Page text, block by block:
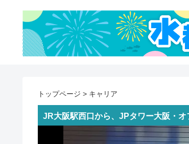
トップページ > キャリア
JR大阪駅西口から、JPタワー大阪・